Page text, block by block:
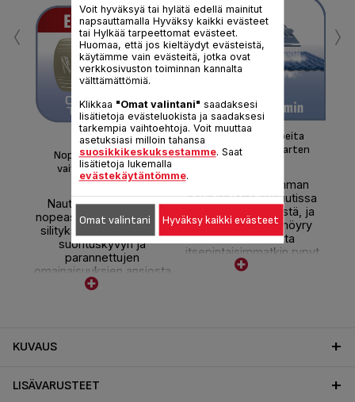
Nopeaa, tehokasta ja
vaivatonta silitystä
Nauti vaivattomasta,
nopeasta ja tehokkaasta
silityksestä luotettavan
suorituskyvyn ja
parannettujen
omainaisuuksien ansiosta
– ne on suunniteltu
Huipputeho nopeita
silitystuokioita varten
Jatkuva 35 gramman
höyryntuotto minuutissa
tehostaa silittämistä, ja
115 gramman lisähöyry
silottaa vaivatta
itsepintaisimmatkin rypyt
ja paksuimmatkin
‹ ›
KUVAUS
LISÄVARUSTEET
Voit hyväksyä tai hylätä edellä mainitut
napsauttamalla Hyväksy kaikki evästeet
tai Hylkää tarpeettomat evästeet.
Huomaa, että jos kieltäydyt evästeistä,
käytämme vain evästeitä, jotka ovat
verkkosivuston toiminnan kannalta
välttämättömiä.
Klikkaa "Omat valintani" saadaksesi
lisätietoja evästeluokista ja saadaksesi
tarkempia vaihtoehtoja. Voit muuttaa
asetuksiasi milloin tahansa
suosikkikeskuksestamme. Saat
lisätietoja lukemalla
evästekäytäntömme.
Omat valintani Hyväksy kaikki evästeet